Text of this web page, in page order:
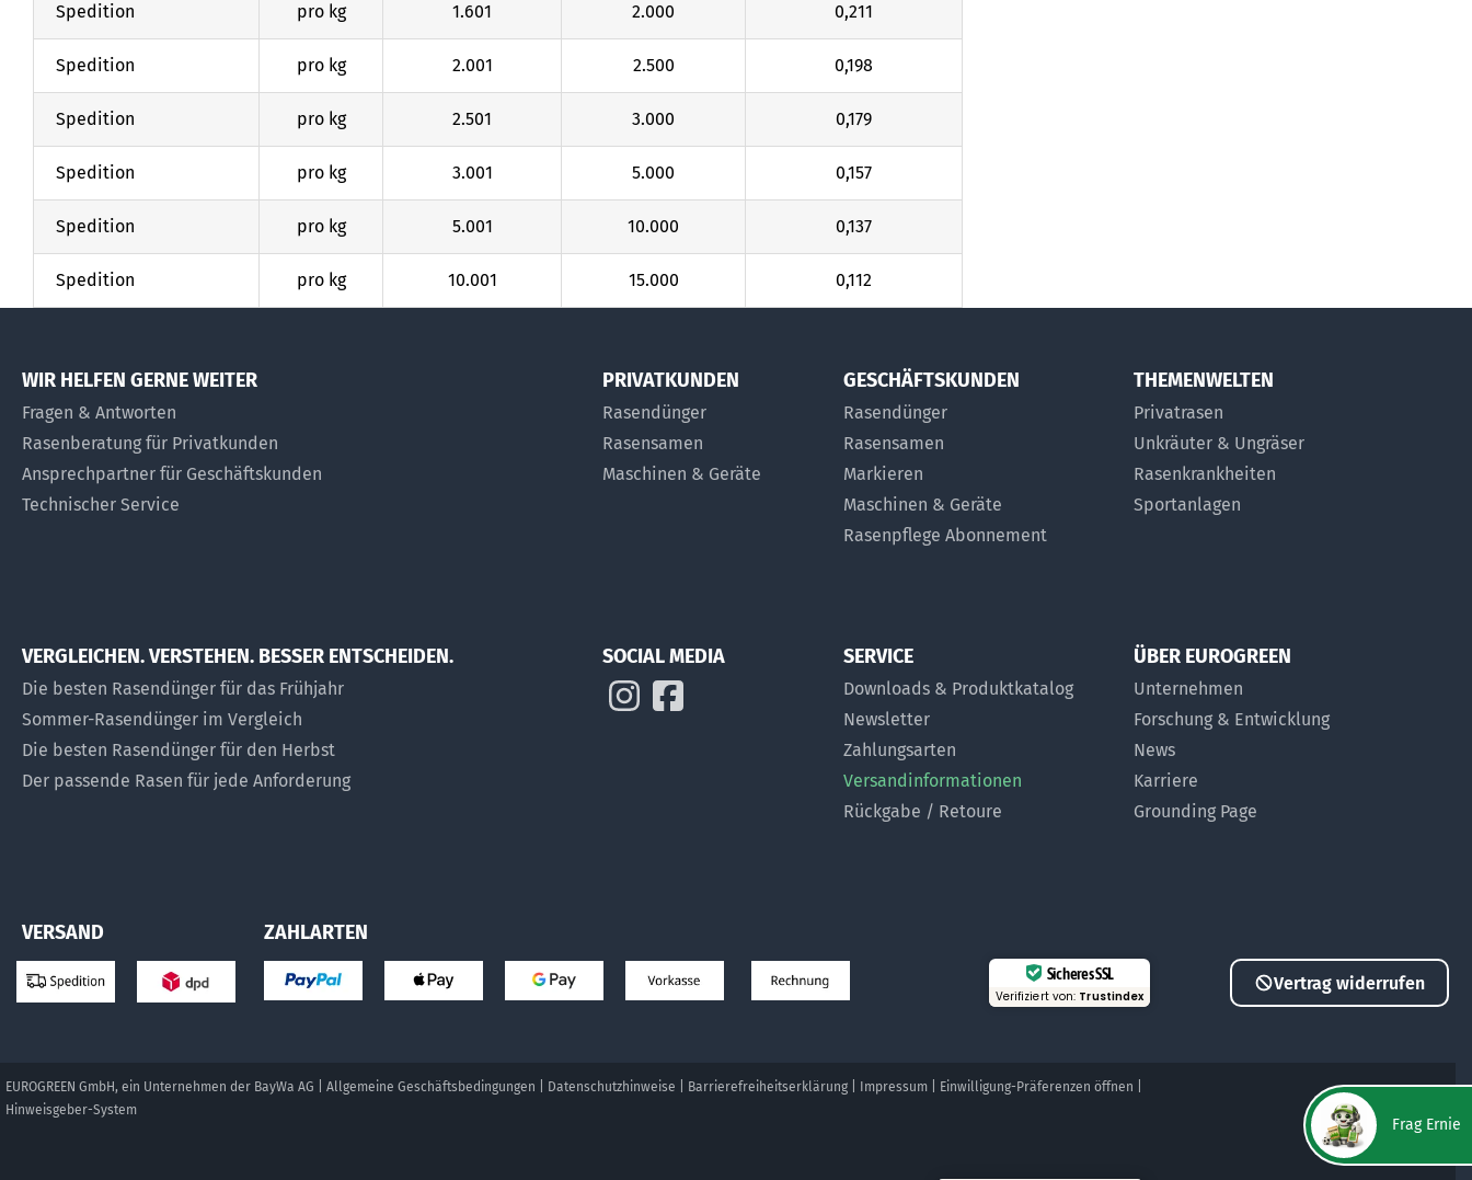
Spedition pro kg 1.601 2.000 0,211
Spedition pro kg 2.001 2.500 0,198
Spedition pro kg 2.501 3.000 0,179
Spedition pro kg 3.001 5.000 0,157
Spedition pro kg 5.001 10.000 0,137
Spedition pro kg 10.001 15.000 0,112
WIR HELFEN GERNE WEITER
Fragen & Antworten
Rasenberatung für Privatkunden
Ansprechpartner für Geschäftskunden
Technischer Service
PRIVATKUNDEN
Rasendünger
Rasensamen
Maschinen & Geräte
GESCHÄFTSKUNDEN
Rasendünger
Rasensamen
Markieren
Maschinen & Geräte
Rasenpflege Abonnement
THEMENWELTEN
Privatrasen
Unkräuter & Ungräser
Rasenkrankheiten
Sportanlagen
VERGLEICHEN. VERSTEHEN. BESSER ENTSCHEIDEN.
Die besten Rasendünger für das Frühjahr
Sommer-Rasendünger im Vergleich
Die besten Rasendünger für den Herbst
Der passende Rasen für jede Anforderung
SOCIAL MEDIA SERVICE
Downloads & Produktkatalog
Newsletter
Zahlungsarten
Versandinformationen
Rückgabe / Retoure
ÜBER EUROGREEN
Unternehmen
Forschung & Entwicklung
News
Karriere
Grounding Page
VERSAND ZAHLARTEN
Sicheres SSL
Verifiziert von: Trustindex
Vertrag widerrufen
EUROGREEN GmbH, ein Unternehmen der BayWa AG | Allgemeine Geschäftsbedingungen Datenschutzhinweise Barrierefreiheitserklärung Impressum Einwilligung-Präferenzen öffnen
Hinweisgeber-System
Frag Ernie